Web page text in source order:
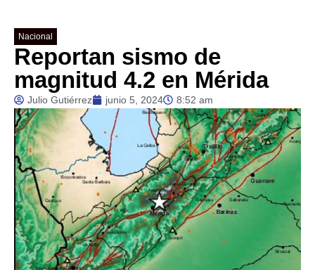
Nacional
Reportan sismo de
magnitud 4.2 en Mérida
Julio Gutiérrez junio 5, 2024 8:52 am